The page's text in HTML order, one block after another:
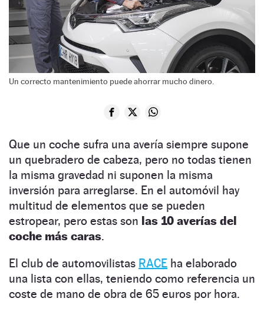
Un correcto mantenimiento puede ahorrar mucho dinero.
Que un coche sufra una avería siempre supone
un quebradero de cabeza, pero no todas tienen
la misma gravedad ni suponen la misma
inversión para arreglarse. En el automóvil hay
multitud de elementos que se pueden
estropear, pero estas son las 10 averías del
coche más caras.
El club de automovilistas RACE ha elaborado
una lista con ellas, teniendo como referencia un
coste de mano de obra de 65 euros por hora.